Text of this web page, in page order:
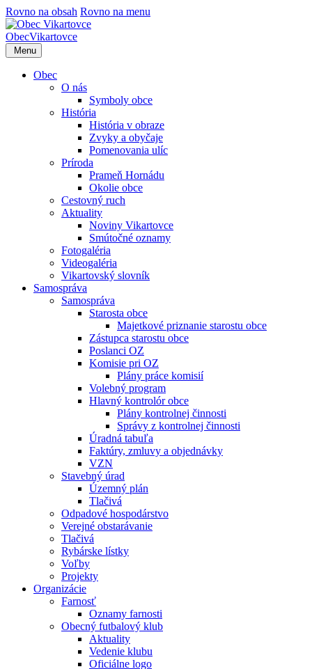
Rovno na obsah Rovno na menu
ObecVikartovce
Menu
Obec
O nás
Symboly obce
História
História v obraze
Zvyky a obyčaje
Pomenovania ulíc
Príroda
Prameň Hornádu
Okolie obce
Cestovný ruch
Aktuality
Noviny Vikartovce
Smútočné oznamy
Fotogaléria
Videogaléria
Vikartovský slovník
Samospráva
Samospráva
Starosta obce
Majetkové priznanie starostu obce
Zástupca starostu obce
Poslanci OZ
Komisie pri OZ
Plány práce komisií
Volebný program
Hlavný kontrolór obce
Plány kontrolnej činnosti
Správy z kontrolnej činnosti
Úradná tabuľa
Faktúry, zmluvy a objednávky
VZN
Stavebný úrad
Územný plán
Tlačivá
Odpadové hospodárstvo
Verejné obstarávanie
Tlačivá
Rybárske lístky
Voľby
Projekty
Organizácie
Farnosť
Oznamy farnosti
Obecný futbalový klub
Aktuality
Vedenie klubu
Oficiálne logo